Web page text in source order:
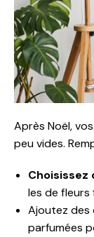
Après Noël,
peu vides.
Choisissez
les de fleurs
Ajoutez des
parfumées